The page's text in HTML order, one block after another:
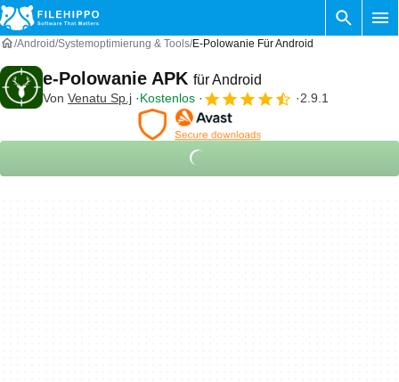
Android Systemoptimierung & Tools E-Polowanie Für Android
e-Polowanie APK für Android
Von Venatu Sp.j Kostenlos 2.9.1